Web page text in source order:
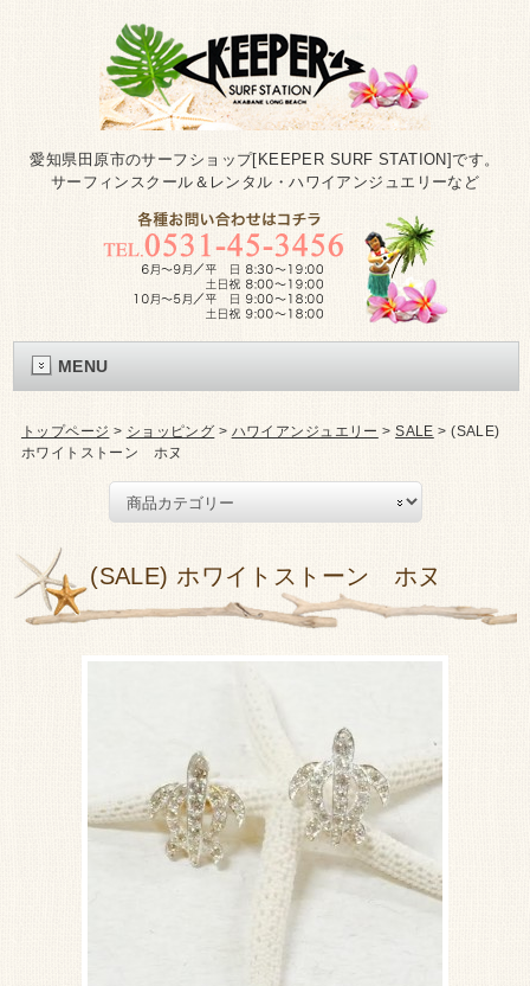
愛知県田原市のサーフショップ[KEEPER SURF STATION]です。
サーフィンスクール＆レンタル・ハワイアンジュエリーなど
MENU
トップページ > ショッピング > ハワイアンジュエリー >SALE >(SALE)
ホワイトストーン ホヌ
(SALE) ホワイトストーン ホヌ